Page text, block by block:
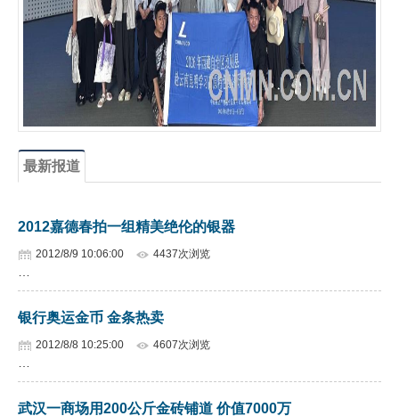
《资源再生》杂志
行情报价
最新报道
2012嘉德春拍一组精美绝伦的银器
2012/8/9 10:06:00 4437次浏览
银行奥运金币 金条热卖
2012/8/8 10:25:00 4607次浏览
武汉一商场用200公斤金砖铺道 价值7000万